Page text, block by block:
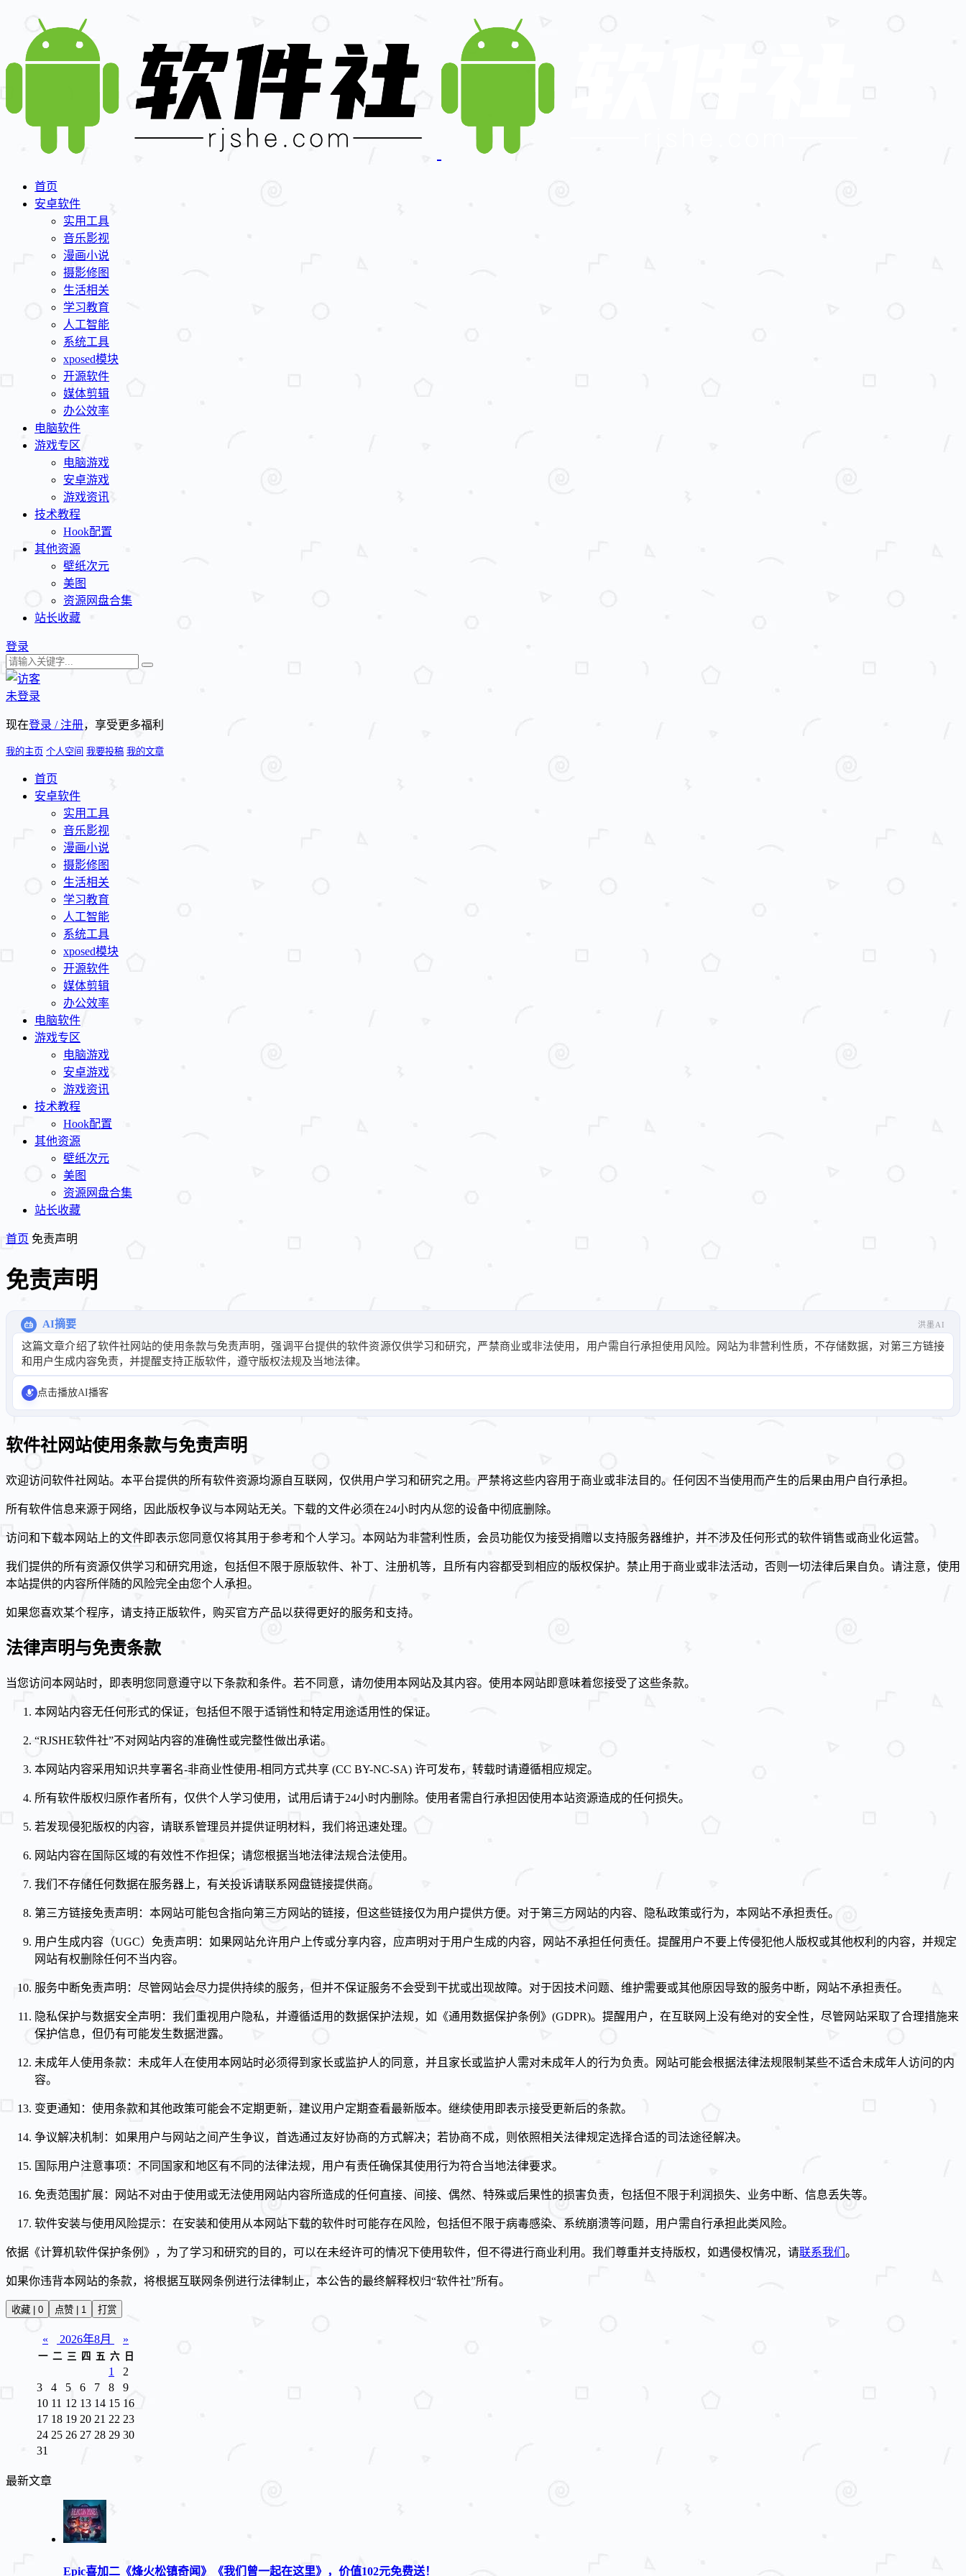
首页
安卓软件
实用工具
音乐影视
漫画小说
摄影修图
生活相关
学习教育
人工智能
系统工具
xposed模块
开源软件
媒体剪辑
办公效率
电脑软件
游戏专区
电脑游戏
安卓游戏
游戏资讯
技术教程
Hook配置
其他资源
壁纸次元
美图
资源网盘合集
站长收藏
登录
未登录
现在登录 / 注册，享受更多福利
我的主页 个人空间 我要投稿 我的文章
首页
安卓软件
实用工具
音乐影视
漫画小说
摄影修图
生活相关
学习教育
人工智能
系统工具
xposed模块
开源软件
媒体剪辑
办公效率
电脑软件
游戏专区
电脑游戏
安卓游戏
游戏资讯
技术教程
Hook配置
其他资源
壁纸次元
美图
资源网盘合集
站长收藏
首页 免责声明
免责声明
AI摘要 洪墨AI
这篇文章介绍了软件社网站的使用条款与免责声明，强调平台提供的软件资源仅供学习和研究，严禁商业或非法使用，用户需自行承担使用风险。网站为非营利性质，不存储数据，对第三方链接
和用户生成内容免责，并提醒支持正版软件，遵守版权法规及当地法律。
点击播放AI播客
软件社网站使用条款与免责声明
欢迎访问软件社网站。本平台提供的所有软件资源均源自互联网，仅供用户学习和研究之用。严禁将这些内容用于商业或非法目的。任何因不当使用而产生的后果由用户自行承担。
所有软件信息来源于网络，因此版权争议与本网站无关。下载的文件必须在24小时内从您的设备中彻底删除。
访问和下载本网站上的文件即表示您同意仅将其用于参考和个人学习。本网站为非营利性质，会员功能仅为接受捐赠以支持服务器维护，并不涉及任何形式的软件销售或商业化运营。
我们提供的所有资源仅供学习和研究用途，包括但不限于原版软件、补丁、注册机等，且所有内容都受到相应的版权保护。禁止用于商业或非法活动，否则一切法律后果自负。请注意，使用
本站提供的内容所伴随的风险完全由您个人承担。
如果您喜欢某个程序，请支持正版软件，购买官方产品以获得更好的服务和支持。
法律声明与免责条款
当您访问本网站时，即表明您同意遵守以下条款和条件。若不同意，请勿使用本网站及其内容。使用本网站即意味着您接受了这些条款。
本网站内容无任何形式的保证，包括但不限于适销性和特定用途适用性的保证。
“RJSHE软件社”不对网站内容的准确性或完整性做出承诺。
本网站内容采用知识共享署名-非商业性使用-相同方式共享 (CC BY-NC-SA) 许可发布，转载时请遵循相应规定。
所有软件版权归原作者所有，仅供个人学习使用，试用后请于24小时内删除。使用者需自行承担因使用本站资源造成的任何损失。
若发现侵犯版权的内容，请联系管理员并提供证明材料，我们将迅速处理。
网站内容在国际区域的有效性不作担保；请您根据当地法律法规合法使用。
我们不存储任何数据在服务器上，有关投诉请联系网盘链接提供商。
第三方链接免责声明：本网站可能包含指向第三方网站的链接，但这些链接仅为用户提供方便。对于第三方网站的内容、隐私政策或行为，本网站不承担责任。
用户生成内容（UGC）免责声明：如果网站允许用户上传或分享内容，应声明对于用户生成的内容，网站不承担任何责任。提醒用户不要上传侵犯他人版权或其他权利的内容，并规定
网站有权删除任何不当内容。
服务中断免责声明：尽管网站会尽力提供持续的服务，但并不保证服务不会受到干扰或出现故障。对于因技术问题、维护需要或其他原因导致的服务中断，网站不承担责任。
隐私保护与数据安全声明：我们重视用户隐私，并遵循适用的数据保护法规，如《通用数据保护条例》(GDPR)。提醒用户，在互联网上没有绝对的安全性，尽管网站采取了合理措施来
保护信息，但仍有可能发生数据泄露。
未成年人使用条款：未成年人在使用本网站时必须得到家长或监护人的同意，并且家长或监护人需对未成年人的行为负责。网站可能会根据法律法规限制某些不适合未成年人访问的内
容。
变更通知：使用条款和其他政策可能会不定期更新，建议用户定期查看最新版本。继续使用即表示接受更新后的条款。
争议解决机制：如果用户与网站之间产生争议，首选通过友好协商的方式解决；若协商不成，则依照相关法律规定选择合适的司法途径解决。
国际用户注意事项：不同国家和地区有不同的法律法规，用户有责任确保其使用行为符合当地法律要求。
免责范围扩展：网站不对由于使用或无法使用网站内容所造成的任何直接、间接、偶然、特殊或后果性的损害负责，包括但不限于利润损失、业务中断、信息丢失等。
软件安装与使用风险提示：在安装和使用从本网站下载的软件时可能存在风险，包括但不限于病毒感染、系统崩溃等问题，用户需自行承担此类风险。
依据《计算机软件保护条例》，为了学习和研究的目的，可以在未经许可的情况下使用软件，但不得进行商业利用。我们尊重并支持版权，如遇侵权情况，请联系我们 。
如果你违背本网站的条款，将根据互联网条例进行法律制止，本公告的最终解释权归“软件社”所有。
收藏 | 0 点赞 | 1 打赏
« 2026年8月 »
一 二 三 四 五 六 日
1
2
3
4 5 6 7 8
9
10 11 12 13 14 15 16
17 18 19 20 21 22 23
24 25 26 27 28 29 30
31
最新文章
Epic喜加二《烽火松镇奇闻》《我们曾一起在这里》，价值102元免费送！